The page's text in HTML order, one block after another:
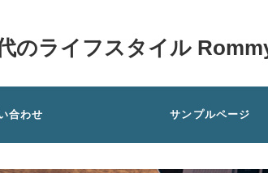
のライフスタイル
合わせ サンプルページ